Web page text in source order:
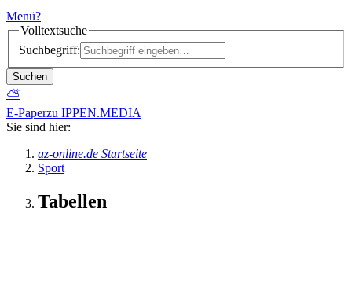
Menü?
Volltextsuche
Suchbegriff:
Suchen
⛅
E-Paperzu IPPEN.MEDIA
Sie sind hier:
az-online.de Startseite
Sport
Tabellen